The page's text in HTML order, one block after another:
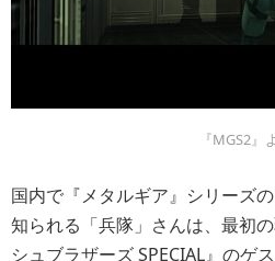
『MGS2』
国内で『メタルギア』シリーズ
知られる「兵隊」さんは、最初
シュブラザーズ SPECIAL』のゲ